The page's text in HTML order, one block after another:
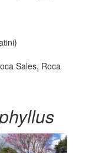
Sales, Roca